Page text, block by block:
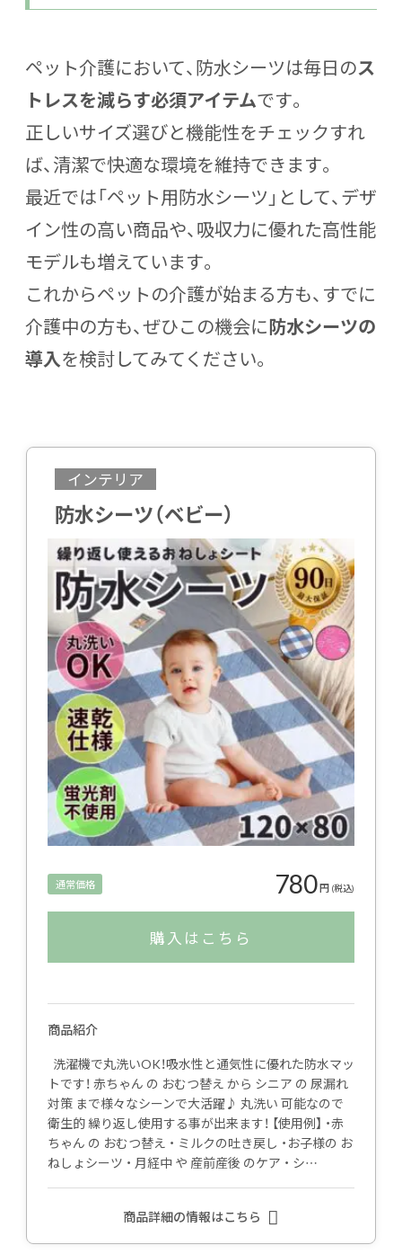
ペット介護において、防水シーツは毎日のス
トレスを減らす必須アイテムです。
正しいサイズ選びと機能性をチェックすれ
ば、清潔で快適な環境を維持できます。
最近では「ペット用防水シーツ」として、デザ
イン性の高い商品や、吸収力に優れた高性能
モデルも増えています。
これからペットの介護が始まる方も、すでに
介護中の方も、ぜひこの機会に防水シーツの
導入を検討してみてください。
インテリア
防水シーツ（ベビー）
通常価格 780円 (税込)
購入はこちら
商品紹介
洗濯機で丸洗いOK！吸水性と通気性に優れた防水マッ
トです！ 赤ちゃん の おむつ替え から シニア の 尿漏れ
対策 まで様々なシーンで大活躍♪ 丸洗い 可能なので
衛生的 繰り返し使用する事が出来ます！ 【使用例】 ・赤
ちゃん の おむつ替え ・ ミルクの吐き戻し ・お子様の お
ねしょシーツ ・ 月経中 や 産前産後 のケア ・ シ…
商品詳細の情報はこちら